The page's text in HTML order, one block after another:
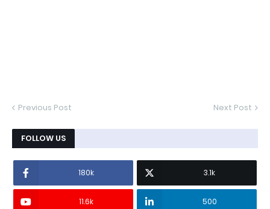
Previous Post Next Post
FOLLOW US
180k 3.1k
11.6k 500